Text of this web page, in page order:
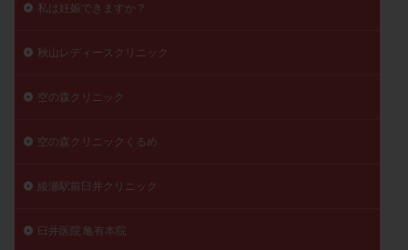
私は妊娠できますか？
秋山レディースクリニック
空の森クリニック
空の森クリニックくるめ
綾瀬駅前臼井クリニック
臼井医院 亀有本院